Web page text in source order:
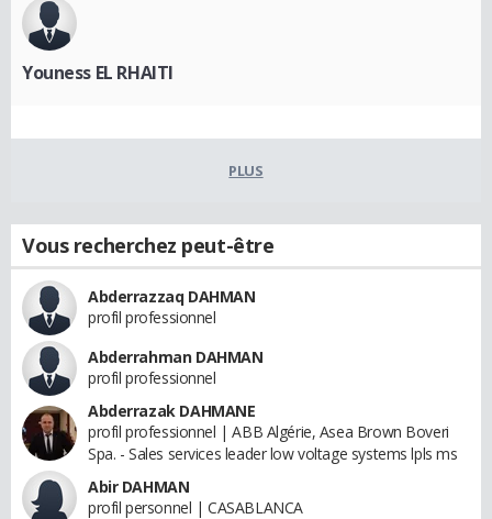
Youness EL RHAITI
PLUS
Vous recherchez peut-être
Abderrazzaq DAHMAN
profil professionnel
Abderrahman DAHMAN
profil professionnel
Abderrazak DAHMANE
profil professionnel | ABB Algérie, Asea Brown Boveri
Spa. - Sales services leader low voltage systems lpls ms
Abir DAHMAN
profil personnel | CASABLANCA